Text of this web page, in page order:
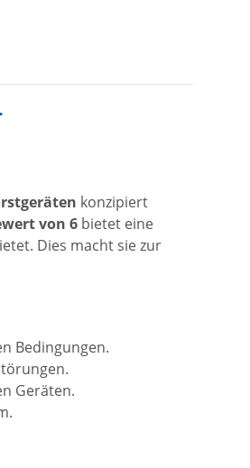
konzipiert
von 6 bietet eine
Dies macht sie zur
Bedingungen.
Geräten.